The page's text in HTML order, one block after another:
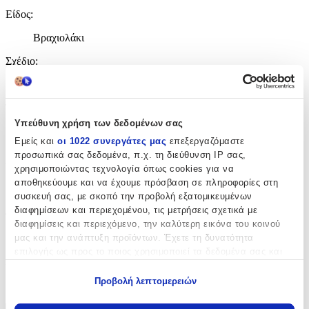
Υπεύθυνη χρήση των δεδομένων σας
Εμείς και οι 1022 συνεργάτες μας επεξεργαζόμαστε
προσωπικά σας δεδομένα, π.χ. τη διεύθυνση IP σας,
χρησιμοποιώντας τεχνολογία όπως cookies για να
αποθηκεύουμε και να έχουμε πρόσβαση σε πληροφορίες στη
συσκευή σας, με σκοπό την προβολή εξατομικευμένων
διαφημίσεων και περιεχομένου, τις μετρήσεις σχετικά με
διαφημίσεις και περιεχόμενο, την καλύτερη εικόνα του κοινού
μας και την ανάπτυξη προϊόντων. Έχετε τη δυνατότητα
Προβολή λεπτομερειών
Είδος:
Βραχιολάκι
Σχέδιο:
τμχ
Υλικό:
Μέταλλο
Φύλο:
Κορίτσι
Χρώμα: